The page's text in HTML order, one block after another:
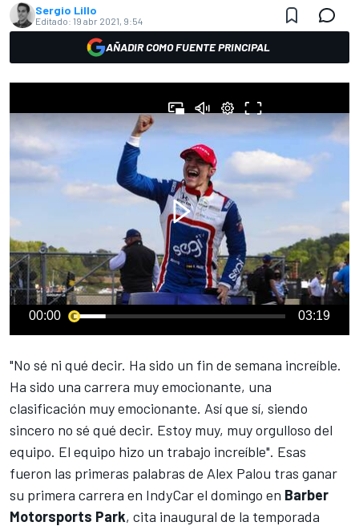
Sergio Lillo
Editado: 19 abr 2021, 9:54
AÑADIR COMO FUENTE PRINCIPAL
00:00 03:19
"No sé ni qué decir. Ha sido un fin de semana increíble.
Ha sido una carrera muy emocionante, una
clasificación muy emocionante. Así que sí, siendo
sincero no sé qué decir. Estoy muy, muy orgulloso del
equipo. El equipo hizo un trabajo increíble". Esas
fueron las primeras palabras de Alex Palou tras ganar
su primera carrera en IndyCarel domingo en Barber
Motorsports Park, cita inaugural de la temporada